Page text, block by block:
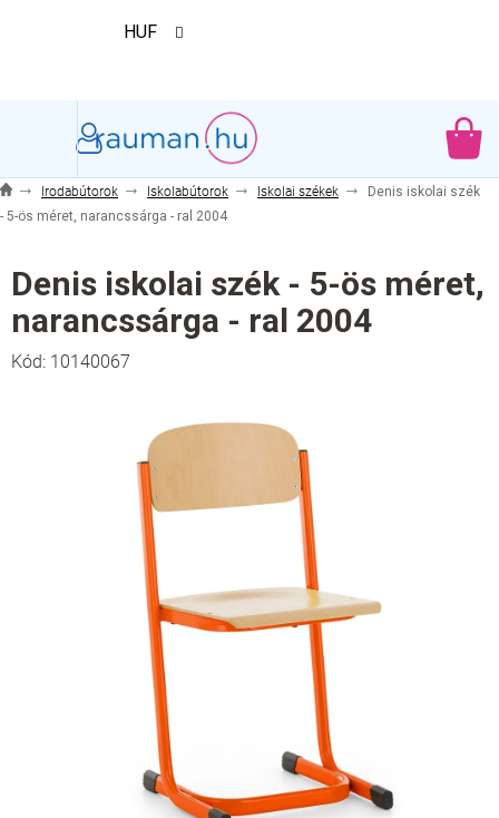
HUF
Irodabútorok Iskolabútorok Iskolai székek
Denis iskolai szék
- 5-ös méret, narancssárga - ral 2004
Denis iskolai szék - 5-ös méret,
narancssárga - ral 2004
Kód: 10140067